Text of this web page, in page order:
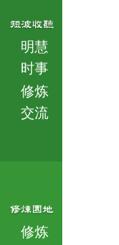
明慧
时事
修炼
交流
修炼